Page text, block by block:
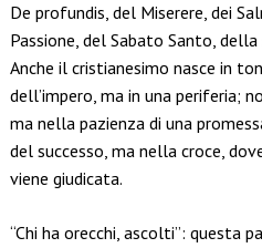
De profundis, del Miserere, dei
Passione, del Sabato Santo,
Anche il cristianesimo nasce in
dell’impero, ma in una periferia;
ma nella pazienza di una
del successo, ma nella croce,
viene giudicata.
“Chi ha orecchi, ascolti”: questa